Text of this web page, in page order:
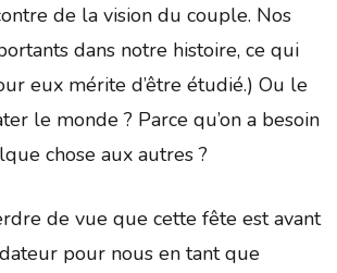
de la vision du couple. Nos
dans notre histoire, ce qui
eux mérite d’être étudié.) Ou le
le monde ? Parce qu’on a besoin
chose aux autres ?
de vue que cette fête est avant
pour nous en tant que